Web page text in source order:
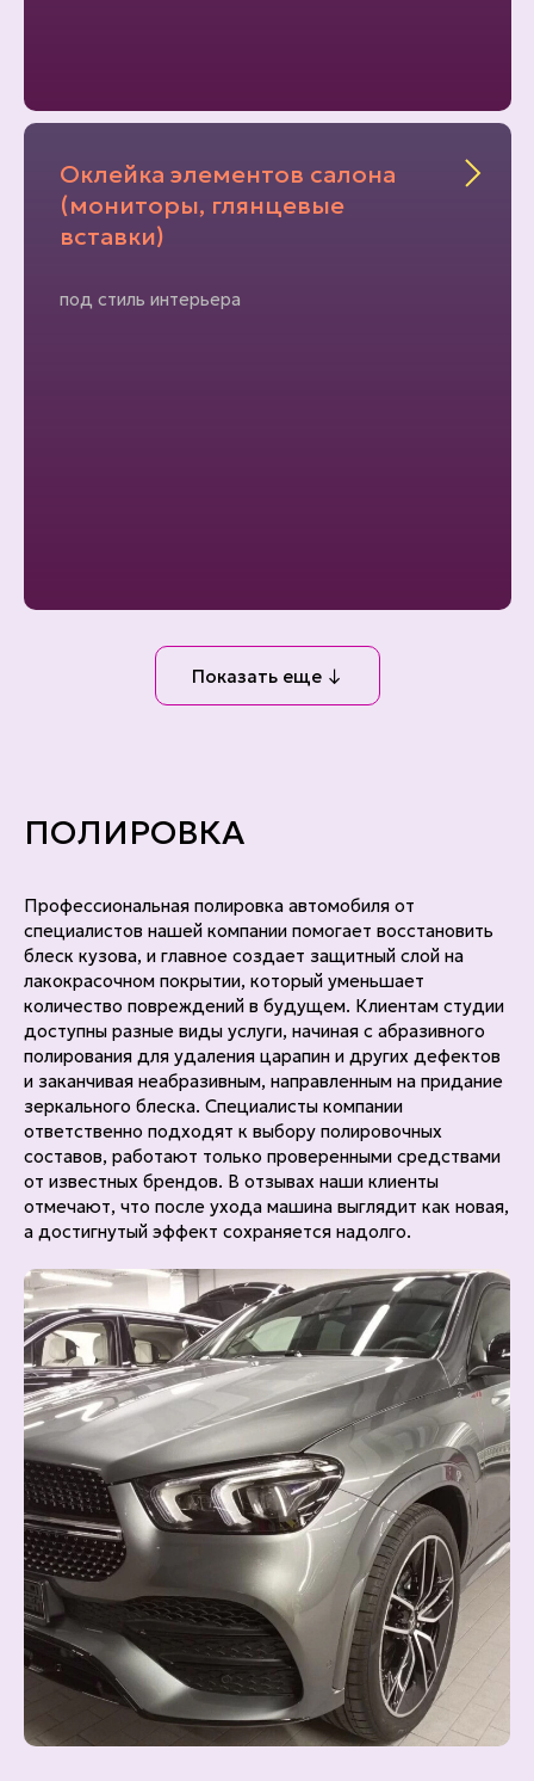
Оклейка элементов салона
(мониторы, глянцевые
вставки)
под стиль интерьера
Показать еще ↓
ПОЛИРОВКА
Профессиональная полировка автомобиля от
специалистов нашей компании помогает восстановить
блеск кузова, и главное создает защитный слой на
лакокрасочном покрытии, который уменьшает
количество повреждений в будущем. Клиентам студии
доступны разные виды услуги, начиная с абразивного
полирования для удаления царапин и других дефектов
и заканчивая неабразивным, направленным на придание
зеркального блеска. Специалисты компании
ответственно подходят к выбору полировочных
составов, работают только проверенными средствами
от известных брендов. В отзывах наши клиенты
отмечают, что после ухода машина выглядит как новая,
а достигнутый эффект сохраняется надолго.